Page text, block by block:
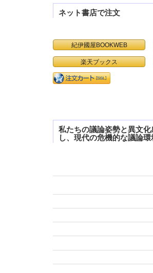
ネット書店で注文
紀伊國屋BOOKWEB
楽天ブックス
私たちの議論姿勢と異文
し、現代の危機的な議論環